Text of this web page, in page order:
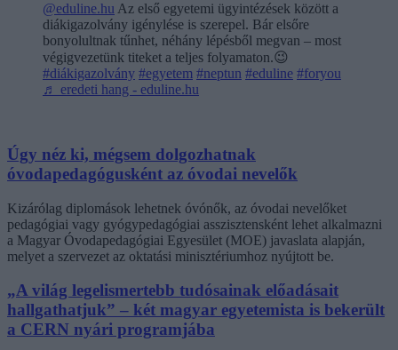
@eduline.hu Az első egyetemi ügyintézések között a
diákigazolvány igénylése is szerepel. Bár elsőre
bonyolultnak tűnhet, néhány lépésből megvan – most
végigvezetünk titeket a teljes folyamaton.😉
#diákigazolvány #egyetem #neptun #eduline #foryou
♬ eredeti hang - eduline.hu
Úgy néz ki, mégsem dolgozhatnak
óvodapedagógusként az óvodai nevelők
Kizárólag diplomások lehetnek óvónők, az óvodai nevelőket
pedagógiai vagy gyógypedagógiai asszisztensként lehet alkalmazni
a Magyar Óvodapedagógiai Egyesület (MOE) javaslata alapján,
melyet a szervezet az oktatási minisztériumhoz nyújtott be.
„A világ legelismertebb tudósainak előadásait
hallgathatjuk” – két magyar egyetemista is bekerült
a CERN nyári programjába